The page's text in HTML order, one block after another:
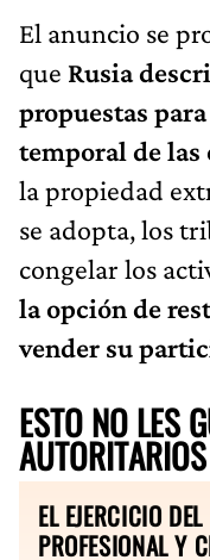
El anuncio se
que Rusia
propuestas
temporal de las
la propiedad
se adopta, los
congelar los
la opción de
vender su
ESTO NO LES
AUTORITARIOS
EL EJERCICIO
PROFESIONAL Y